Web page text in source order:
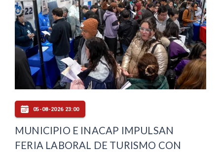
05-08-2026 23:00
MUNICIPIO E INACAP IMPULSAN
FERIA LABORAL DE TURISMO CON